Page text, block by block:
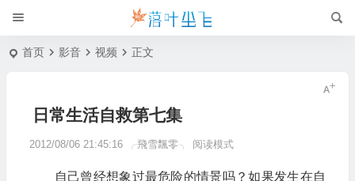
首页 影音 视频 正文
日常生活自救第七集
2012/08/06 21:45:16 ╭飛雪飄零╮ 阅读模式
自己曾经想象过最危险的情景吗？如果发生在自